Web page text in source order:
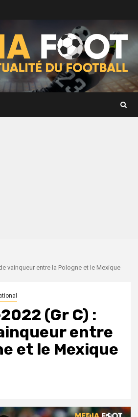
vainqueur entre la Pologne et le Mexique
(Gr C) :
entre
et le Mexique